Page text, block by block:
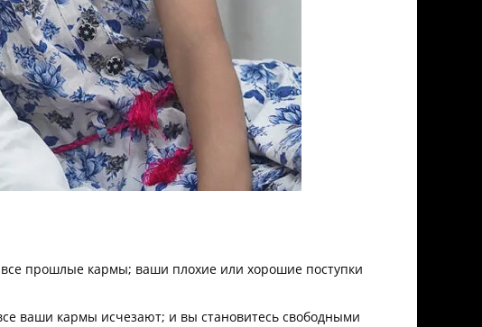
прошлые кармы; ваши плохие или хорошие поступки
ваши кармы исчезают; и вы становитесь свободными